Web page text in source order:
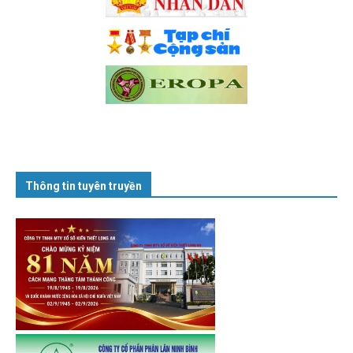
Thông tin tuyên truyền